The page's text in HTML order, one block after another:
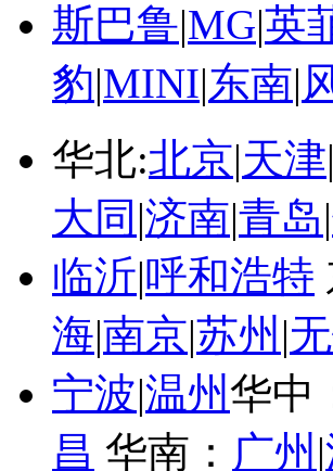
斯巴鲁|MG|英
豹|MINI|东南|
华北:北京|天津|
大同 |济南|青岛|
临沂|呼和浩特
海|南京|苏州 |
宁波|温州华中
昌 华南： 广州 |